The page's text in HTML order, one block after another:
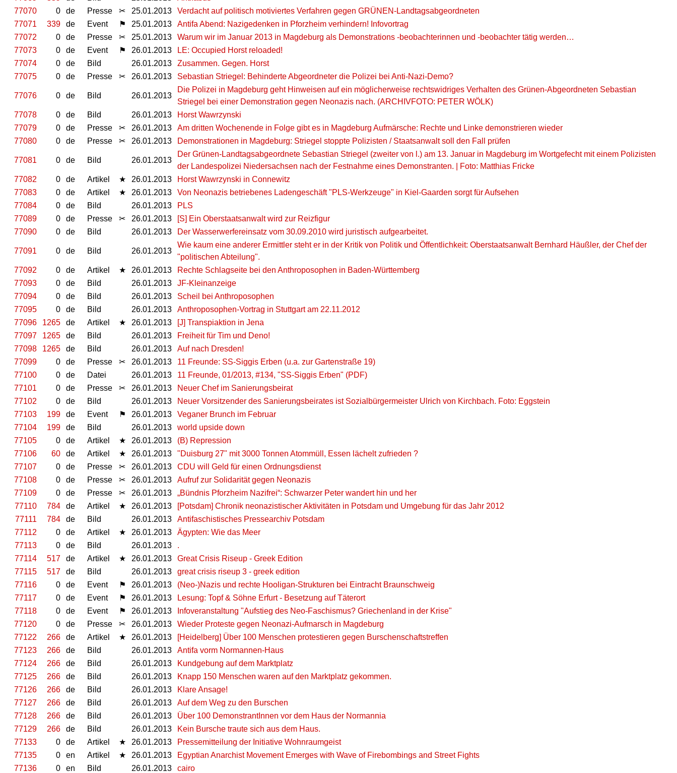
77070
0 de Presse ✂ 25.01.2013
Verdacht auf politisch motiviertes Verfahren gegen GRÜNEN-Landtagsabgeordneten
77071
339 de Event ⚑ 25.01.2013
Antifa Abend: Nazigedenken in Pforzheim verhindern! Infovortrag
77072
0 de Presse ✂ 25.01.2013
Warum wir im Januar 2013 in Magdeburg als Demonstrations -beobachterinnen und -beobachter tätig werden…
77073
0 de Event ⚑ 26.01.2013
LE: Occupied Horst reloaded!
77074
0 de Bild 26.01.2013
Zusammen. Gegen. Horst
77075
0 de Presse ✂ 26.01.2013 Sebastian Striegel: Behinderte Abgeordneter die Polizei bei Anti-Nazi-Demo?
77076 0 de Bild 26.01.2013
Die Polizei in Magdeburg geht Hinweisen auf ein möglicherweise rechtswidriges Verhalten des Grünen-Abgeordneten Sebastian
Striegel bei einer Demonstration gegen Neonazis nach. (ARCHIVFOTO: PETER WÖLK)
77078
0 de Bild 26.01.2013
Horst Wawrzynski
77079
0 de Presse ✂ 26.01.2013
Am dritten Wochenende in Folge gibt es in Magdeburg Aufmärsche: Rechte und Linke demonstrieren wieder
77080
0 de Presse ✂ 26.01.2013 Demonstrationen in Magdeburg: Striegel stoppte Polizisten / Staatsanwalt soll den Fall prüfen
77081 0 de Bild 26.01.2013
Der Grünen-Landtagsabgeordnete Sebastian Striegel (zweiter von l.) am 13. Januar in Magdeburg im Wortgefecht mit einem Polizisten
der Landespolizei Niedersachsen nach der Festnahme eines Demonstranten. | Foto: Matthias Fricke
77082
0 de Artikel ★ 26.01.2013
Horst Wawrzynski in Connewitz
77083
0 de Artikel ★ 26.01.2013
Von Neonazis betriebenes Ladengeschäft "PLS-Werkzeuge" in Kiel-Gaarden sorgt für Aufsehen
77084
0 de Bild 26.01.2013
PLS
77089
0 de Presse ✂ 26.01.2013
[S] Ein Oberstaatsanwalt wird zur Reizfigur
77090
0 de Bild 26.01.2013 Der Wasserwerfereinsatz vom 30.09.2010 wird juristisch aufgearbeitet.
77091 0 de Bild 26.01.2013
Wie kaum eine anderer Ermittler steht er in der Kritik von Politik und Öffentlichkeit: Oberstaatsanwalt Bernhard Häußler, der Chef der
"politischen Abteilung".
77092
0 de Artikel ★ 26.01.2013
Rechte Schlagseite bei den Anthroposophen in Baden-Württemberg
77093
0 de Bild 26.01.2013
JF-Kleinanzeige
77094
0 de Bild 26.01.2013
Scheil bei Anthroposophen
77095
0 de Bild 26.01.2013
Anthroposophen-Vortrag in Stuttgart am 22.11.2012
77096
1265 de Artikel ★ 26.01.2013
[J] Transpiaktion in Jena
77097
1265 de Bild 26.01.2013
Freiheit für Tim und Deno!
77098
1265 de Bild 26.01.2013
Auf nach Dresden!
77099
0 de Presse ✂ 26.01.2013
11 Freunde: SS-Siggis Erben (u.a. zur Gartenstraße 19)
77100
0 de Datei 26.01.2013
11 Freunde, 01/2013, #134, "SS-Siggis Erben" (PDF)
77101
0 de Presse ✂ 26.01.2013
Neuer Chef im Sanierungsbeirat
77102
0 de Bild 26.01.2013
Neuer Vorsitzender des Sanierungsbeirates ist Sozialbürgermeister Ulrich von Kirchbach. Foto: Eggstein
77103
199 de Event ⚑ 26.01.2013
Veganer Brunch im Februar
77104
199 de Bild 26.01.2013
world upside down
77105
0 de Artikel ★ 26.01.2013
(B) Repression
77106
60 de Artikel ★ 26.01.2013
"Duisburg 27" mit 3000 Tonnen Atommüll, Essen lächelt zufrieden ?
77107
0 de Presse ✂ 26.01.2013
CDU will Geld für einen Ordnungsdienst
77108
0 de Presse ✂ 26.01.2013
Aufruf zur Solidarität gegen Neonazis
77109
0 de Presse ✂ 26.01.2013
„Bündnis Pforzheim Nazifrei“: Schwarzer Peter wandert hin und her
77110
784 de Artikel ★ 26.01.2013
[Potsdam] Chronik neonazistischer Aktivitäten in Potsdam und Umgebung für das Jahr 2012
77111
784 de Bild 26.01.2013
Antifaschistisches Pressearchiv Potsdam
77112
0 de Artikel ★ 26.01.2013
Ägypten: Wie das Meer
77113
0 de Bild 26.01.2013
.
77114
517 de Artikel ★ 26.01.2013
Great Crisis Riseup - Greek Edition
77115
517 de Bild 26.01.2013
great crisis riseup 3 - greek edition
77116
0 de Event ⚑ 26.01.2013
(Neo-)Nazis und rechte Hooligan-Strukturen bei Eintracht Braunschweig
77117
0 de Event ⚑ 26.01.2013
Lesung: Topf & Söhne Erfurt - Besetzung auf Täterort
77118
0 de Event ⚑ 26.01.2013
Infoveranstaltung "Aufstieg des Neo-Faschismus? Griechenland in der Krise"
77120
0 de Presse ✂ 26.01.2013
Wieder Proteste gegen Neonazi-Aufmarsch in Magdeburg
77122
266 de Artikel ★ 26.01.2013
[Heidelberg] Über 100 Menschen protestieren gegen Burschenschaftstreffen
77123
266 de Bild 26.01.2013
Antifa vorm Normannen-Haus
77124
266 de Bild 26.01.2013
Kundgebung auf dem Marktplatz
77125
266 de Bild 26.01.2013
Knapp 150 Menschen waren auf den Marktplatz gekommen.
77126
266 de Bild 26.01.2013
Klare Ansage!
77127
266 de Bild 26.01.2013
Auf dem Weg zu den Burschen
77128
266 de Bild 26.01.2013
Über 100 DemonstrantInnen vor dem Haus der Normannia
77129
266 de Bild 26.01.2013
Kein Bursche traute sich aus dem Haus.
77133
0 de Artikel ★ 26.01.2013
Pressemitteilung der Initiative Wohnraumgeist
77135
0 en Artikel ★ 26.01.2013
Egyptian Anarchist Movement Emerges with Wave of Firebombings and Street Fights
77136
0 en Bild 26.01.2013 cairo